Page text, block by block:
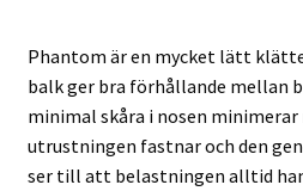
Phantom är en mycket lätt
balk ger bra förhållande mellan
minimal skåra i nosen
utrustningen fastnar och den
ser till att belastningen alltid